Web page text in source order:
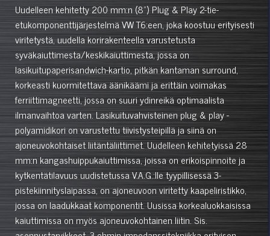
Uudelleen kehitetty 200 mm:n (8") Plug & Play 2-tie-
etukomponenttijärjestelmä VW T6:een, joka koostuu erityisesti
viritetystä, uudella korirakenteella varustetusta
syväkaiuttimesta/keskikaiuttimesta, jossa on
lasikuitupaperisandwich-kartio, pitkän kantaman surround,
korkeasti kuormitettava äänikäämi ja erittäin voimakas
ferriittimagneetti, jossa on suuri ydinreikä optimaalista
ilmanvaihtoa varten. Lasikuituvahvisteinen plug & play -
polyamidikori on varustettu tiivistysteipillä ja siinä on
ajoneuvokohtaiset liitäntäliittimet. Uudelleen kehitetyissä 28
mm:n kangashuippukaiuttimissa, joissa on erikoispinnoite ja
kytkentätilavuus uudistetussa V.A.G.:lle tyypillisessä 3-
pistekiinnityslaipassa, on ajoneuvoon viritetty kaapeliristikko,
jossa on laadukkaat komponentit. Uusissa korkealuokkaisissa
kaiuttimissa on myös ajoneuvokohtainen liitin. Sis.